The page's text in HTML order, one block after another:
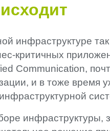
инфраструктуре
критичных
Communication,
и в тоже время
инфраструктуры,